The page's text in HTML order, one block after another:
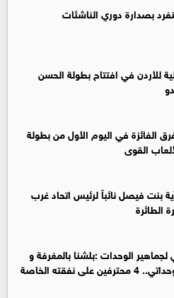
بصدارة دوري الناشئات
للأردن في افتتاح بطولة الحسن
الفائزة في اليوم الأول من بطولة
القوى
بنت فيصل نائباً لرئيس اتحاد غرب
الطائرة
الوحدات :بلشنا بالمغرفة و
الدوري وحداتي.. 4 محترفين على نفقته الخاصة